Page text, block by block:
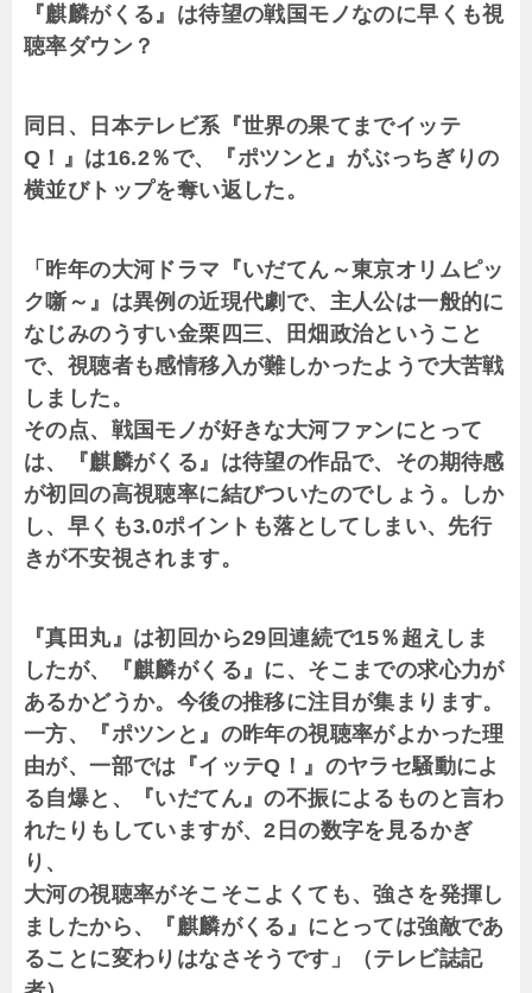
『麒麟がくる』は待望の戦国モノなのに早くも視
聴率ダウン？
同日、日本テレビ系『世界の果てまでイッテ
Q！』は16.2％で、『ポツンと』がぶっちぎりの
横並びトップを奪い返した。
「昨年の大河ドラマ『いだてん～東京オリムピッ
ク噺～』は異例の近現代劇で、主人公は一般的に
なじみのうすい金栗四三、田畑政治ということ
で、視聴者も感情移入が難しかったようで大苦戦
しました。
その点、戦国モノが好きな大河ファンにとって
は、『麒麟がくる』は待望の作品で、その期待感
が初回の高視聴率に結びついたのでしょう。しか
し、早くも3.0ポイントも落としてしまい、先行
きが不安視されます。
『真田丸』は初回から29回連続で15％超えしま
したが、『麒麟がくる』に、そこまでの求心力が
あるかどうか。今後の推移に注目が集まります。
一方、『ポツンと』の昨年の視聴率がよかった理
由が、一部では『イッテQ！』のヤラセ騒動によ
る自爆と、『いだてん』の不振によるものと言わ
れたりもしていますが、2日の数字を見るかぎ
り、
大河の視聴率がそこそこよくても、強さを発揮し
ましたから、『麒麟がくる』にとっては強敵であ
ることに変わりはなさそうです」（テレビ誌記